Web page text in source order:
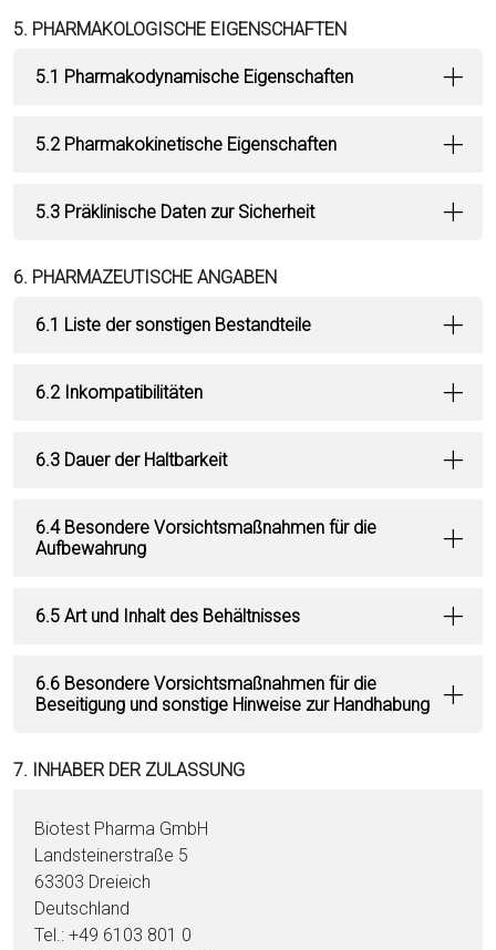
5. PHARMAKOLOGISCHE EIGENSCHAFTEN
5.1 Pharmakodynamische Eigenschaften
5.2 Pharmakokinetische Eigenschaften
5.3 Präklinische Daten zur Sicherheit
6. PHARMAZEUTISCHE ANGABEN
6.1 Liste der sonstigen Bestandteile
6.2 Inkompatibilitäten
6.3 Dauer der Haltbarkeit
6.4 Besondere Vorsichtsmaßnahmen für die
Aufbewahrung
6.5 Art und Inhalt des Behältnisses
6.6 Besondere Vorsichtsmaßnahmen für die
Beseitigung und sonstige Hinweise zur Handhabung
7. INHABER DER ZULASSUNG
Biotest Pharma GmbH
Landstei­nerstraße 5
63303 Dreieich
Deutschland
Tel.: +49 6103 801 0